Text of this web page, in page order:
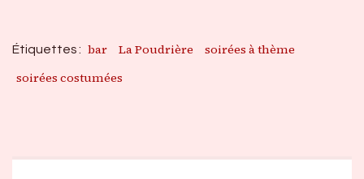
Étiquettes : bar La Poudrière
soirées à thème
soirées costumées